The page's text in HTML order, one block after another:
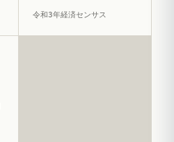
令和3年経済センサス